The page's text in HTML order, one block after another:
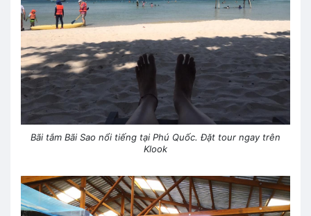
Bãi tắm Bãi Sao nổi tiếng tại Phú Quốc. Đặt tour ngay trên
Klook